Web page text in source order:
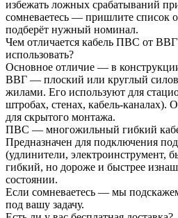
избежать ложных срабатываний
сомневаетесь — пришлите список
подберёт нужный номинал.
Чем отличается кабель ПВС от
использовать?
Основное отличие — в
ВВГ — плоский или круглый
жилами. Его используют для
штробах, стенах, кабель-
для скрытого монтажа.
ПВС — многожильный гибкий
Предназначен для подключения
(удлинители, электроинструмент,
гибкий, но дороже и быстрее
состоянии.
Если сомневаетесь — мы
под вашу задачу.